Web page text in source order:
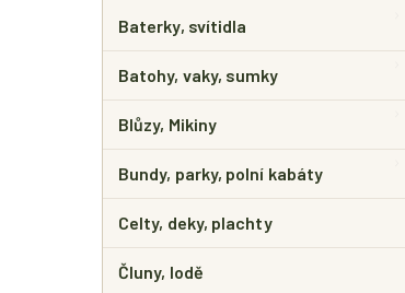
Baterky, svítidla
Batohy, vaky, sumky
Blůzy, Mikiny
Bundy, parky, polní kabáty
Celty, deky, plachty
Čluny, lodě